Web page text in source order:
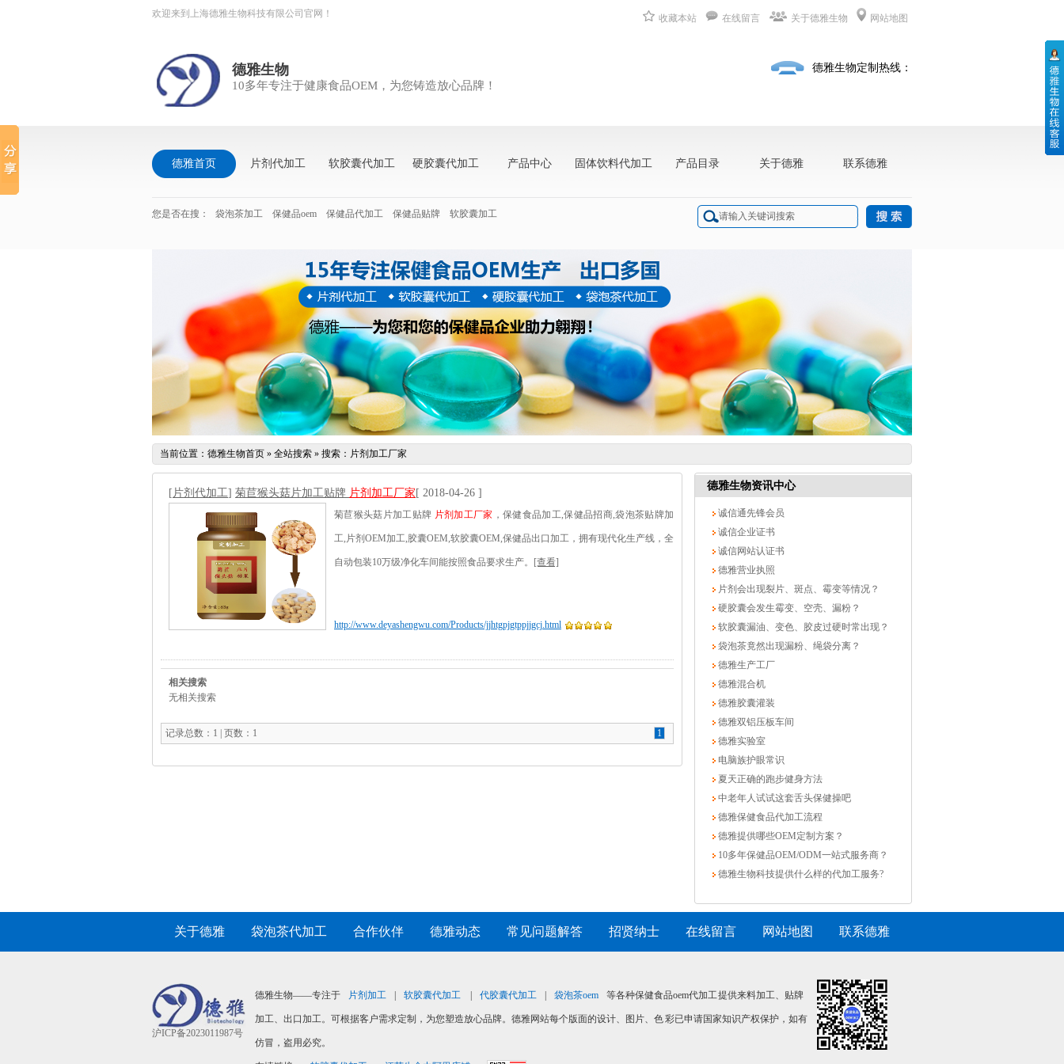
欢迎来到上海德雅生物科技有限公司官网！ 收藏本站 在线留言 关于德雅生物 网站地图
德雅生物
10多年专注于健康食品OEM，为您铸造放心品牌！
德雅生物定制热线：
德雅首页 片剂代加工 软胶囊代加工 硬胶囊代加工 产品中心 固体饮料代加工 产品目录 关于德雅 联系德雅
您是否在搜： 袋泡茶加工 保健品oem 保健品代加工 保健品贴牌 软胶囊加工
当前位置： 德雅生物首页 » 全站搜索 » 搜索：片剂加工厂家
[ 片剂代加工] 菊苣猴头菇片加工贴牌 片剂加工厂家 [ 2018-04-26 ]
菊苣猴头菇片加工贴牌 片剂加工厂家 ，保健食品加工,保健品招商,袋泡茶贴牌加
工,片剂OEM加工,胶囊OEM,软胶囊OEM,保健品出口加工，拥有现代化生产线，全
自动包装10万级净化车间能按照食品要求生产。 [查看]
http://www.deyashengwu.com/Products/jjhtgpjgtppjjgcj.html
相关搜索
无相关搜索
记录总数：1 | 页数：1 1
德雅生物资讯中心
诚信通先锋会员
诚信企业证书
诚信网站认证书
德雅营业执照
片剂会出现裂片、斑点、霉变等情况？
硬胶囊会发生霉变、空壳、漏粉？
软胶囊漏油、变色、胶皮过硬时常出现？
袋泡茶竟然出现漏粉、绳袋分离？
德雅生产工厂
德雅混合机
德雅胶囊灌装
德雅双铝压板车间
德雅实验室
电脑族护眼常识
夏天正确的跑步健身方法
中老年人试试这套舌头保健操吧
德雅保健食品代加工流程
德雅提供哪些OEM定制方案？
10多年保健品OEM/ODM一站式服务商？
德雅生物科技提供什么样的代加工服务?
关于德雅 袋泡茶代加工 合作伙伴 德雅动态 常见问题解答 招贤纳士 在线留言 网站地图 联系德雅
沪ICP备2023011987号
德雅生物——专注于 片剂加工 软胶囊代加工 代胶囊代加工 袋泡茶oem 等各种保健食品oem代加工 提供来料加工、贴牌
加工、出口加工。可根据客户需求定制，为您塑造放心品牌。德雅网站每个版面的设计、图片、色 彩已申请国家知识产权保护，如有
仿冒，盗用必究。